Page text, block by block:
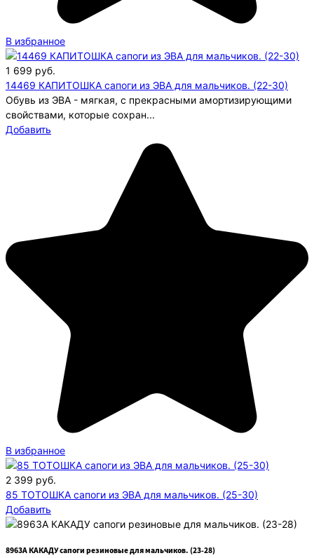
В избранное
1 699 руб.
14469 КАПИТОШКА сапоги из ЭВА для мальчиков. (22-30)
Обувь из ЭВА - мягкая, с прекрасными амортизирующими
свойствами, которые сохран...
Добавить
В избранное
2 399 руб.
85 ТОТОШКА сапоги из ЭВА для мальчиков. (25-30)
Добавить
8963A КАКАДУ сапоги резиновые для мальчиков. (23-28)